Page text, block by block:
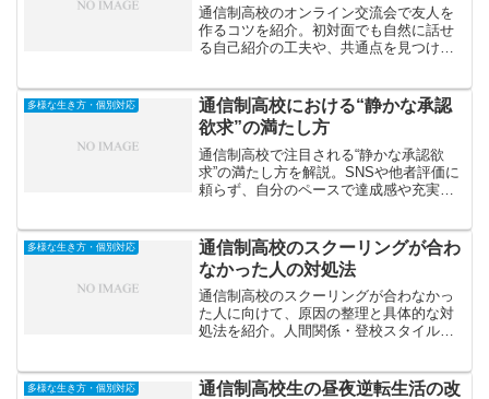
通信制高校のオンライン交流会で友人を
作るコツを紹介。初対面でも自然に話せ
る自己紹介の工夫や、共通点を見つける
す。
多様な生き方・個別対応
通信制高校における“静かな承認
欲求”の満たし方
通信制高校で注目される“静かな承認欲
求”の満たし方を解説。SNSや他者評価に
頼らず、自分のペースで達成感や充実感
多様な生き方・個別対応
通信制高校のスクーリングが合わ
なかった人の対処法
通信制高校のスクーリングが合わなかっ
た人に向けて、原因の整理と具体的な対
処法を紹介。人間関係・登校スタイル・
ます。
多様な生き方・個別対応
通信制高校生の昼夜逆転生活の改